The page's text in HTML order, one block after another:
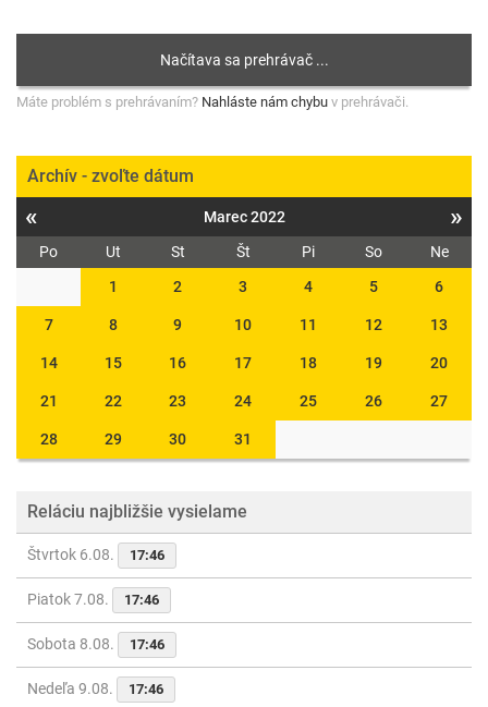
Máte problém s prehrávaním? Nahláste nám chybu v prehrávači.
Archív - zvoľte dátum
« Marec 2022 »
Po Ut St Št Pi So
Ne
1
2 3 4 5 6
7 8 9 10 11 12 13
14 15 16 17 18 19 20
21 22 23 24 25 26 27
28 29 30 31
Reláciu najbližšie vysielame
Štvrtok 6.08. 17:46
Piatok 7.08. 17:46
Sobota 8.08. 17:46
Nedeľa 9.08. 17:46